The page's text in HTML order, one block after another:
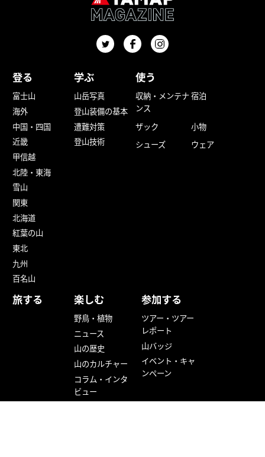
登る
富士山
海外
中国・四国
近畿
甲信越
北陸・東海
雪山
関東
北海道
紅葉の山
東北
九州
百名山
学ぶ
山岳写真
登山装備の基本
遭難対策
登山技術
使う
収納・メンテナ
ンス
宿泊
ザック
小物
シューズ
ウェア
旅する 楽しむ
野鳥・植物
ニュース
山の歴史
山のカルチャー
コラム・インタ
ビュー
参加する
ツアー・ツアー
レポート
山バッジ
イベント・キャ
ンペーン